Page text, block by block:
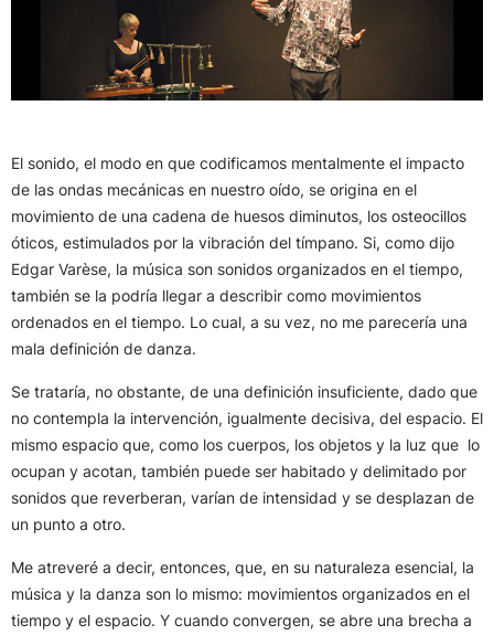
El sonido, el modo en que codificamos mentalmente el impacto
de las ondas mecánicas en nuestro oído, se origina en el
movimiento de una cadena de huesos diminutos, los osteocillos
óticos, estimulados por la vibración del tímpano. Si, como dijo
Edgar Varèse, la música son sonidos organizados en el tiempo,
también se la podría llegar a describir como movimientos
ordenados en el tiempo. Lo cual, a su vez, no me parecería una
mala definición de danza.
Se trataría, no obstante, de una definición insuficiente, dado que
no contempla la intervención, igualmente decisiva, del espacio. El
mismo espacio que, como los cuerpos, los objetos y la luz que lo
ocupan y acotan, también puede ser habitado y delimitado por
sonidos que reverberan, varían de intensidad y se desplazan de
un punto a otro.
Me atreveré a decir, entonces, que, en su naturaleza esencial, la
música y la danza son lo mismo: movimientos organizados en el
tiempo y el espacio. Y cuando convergen, se abre una brecha a